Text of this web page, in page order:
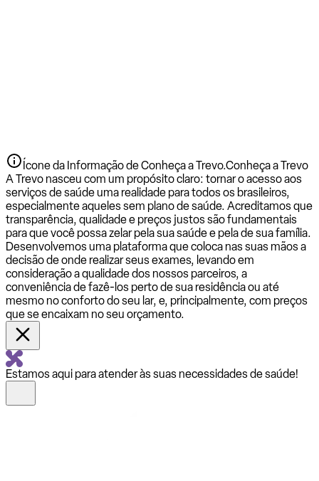
Ícone da Informação de Conheça a Trevo.Conheça a Trevo
A Trevo nasceu com um propósito claro: tornar o acesso aos
serviços de saúde uma realidade para todos os brasileiros,
especialmente aqueles sem plano de saúde. Acreditamos que
transparência, qualidade e preços justos são fundamentais
para que você possa zelar pela sua saúde e pela de sua família.
Desenvolvemos uma plataforma que coloca nas suas mãos a
decisão de onde realizar seus exames, levando em
consideração a qualidade dos nossos parceiros, a
conveniência de fazê-los perto de sua residência ou até
mesmo no conforto do seu lar, e, principalmente, com preços
que se encaixam no seu orçamento.
Estamos aqui para atender às suas necessidades de saúde!